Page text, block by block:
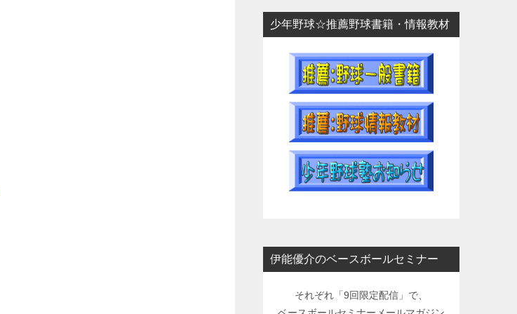
少年野球☆推薦野球書籍・情報教材
伊能優介のベースボールセミナー
それぞれ「9回限定配信」で、